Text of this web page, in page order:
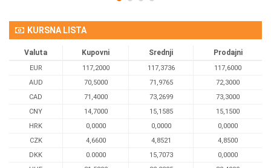
KURSNA LISTA
Valuta Kupovni Srednji Prodajni
EUR 117,2000 117,3736
117,6000
AUD
70,5000 71,9765
72,3000
CAD
71,4000 73,2699
73,3000
CNY
14,7000 15,1585
15,1500
HRK
0,0000 0,0000
0,0000
CZK
4,6600 4,8521
4,8500
DKK
0.0000 15,7073
0,0000